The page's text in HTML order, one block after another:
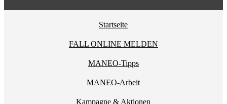
Startseite
FALL ONLINE MELDEN
MANEO-Tipps
MANEO-Arbeit
Kampagne & Aktionen